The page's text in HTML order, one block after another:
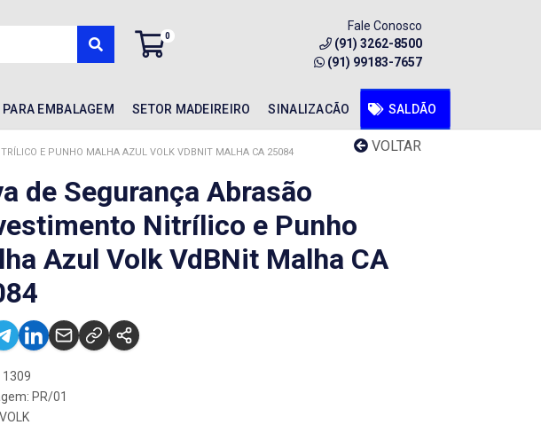
0
Fale Conosco
(91) 3262-8500
(91) 99183-7657
PARA EMBALAGEM SETOR MADEIREIRO SINALIZACÃO SALDÃO
VOLTAR
E PUNHO MALHA AZUL VOLK VDBNIT MALHA CA 25084
de Segurança Abrasão
Nitrílico e Punho
Azul Volk VdBNit Malha CA
1309
PR/01
VOLK